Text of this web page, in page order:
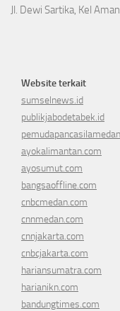
Jl. Dewi Sartika, Kel
Website terkait
sumselnews.id
publikjabodetabek.id
ayokalimantan.com
ayosumut.com
bangsaoffline.com
cnbcmedan.com
cnnmedan.com
cnnjakarta.com
cnbcjakarta.com
hariansumatra.com
harianikn.com
bandungtimes.com